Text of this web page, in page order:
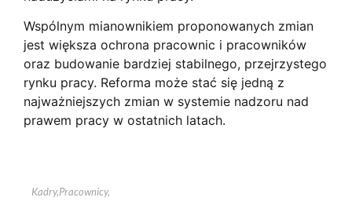
Wspólnym mianownikiem proponowanych zmian
jest większa ochrona pracownic i pracowników
oraz budowanie bardziej stabilnego, przejrzystego
rynku pracy. Reforma może stać się jedną z
najważniejszych zmian w systemie nadzoru nad
prawem pracy w ostatnich latach.
Kadry,Pracownicy,